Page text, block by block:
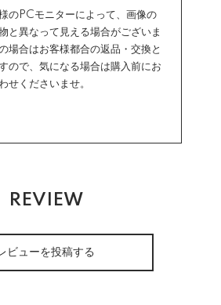
のPCモニターによって、画像の
と異なって見える場合がございま
場合はお客様都合の返品・交換と
ので、気になる場合は購入前にお
せくださいませ。
REVIEW
ビューを投稿する